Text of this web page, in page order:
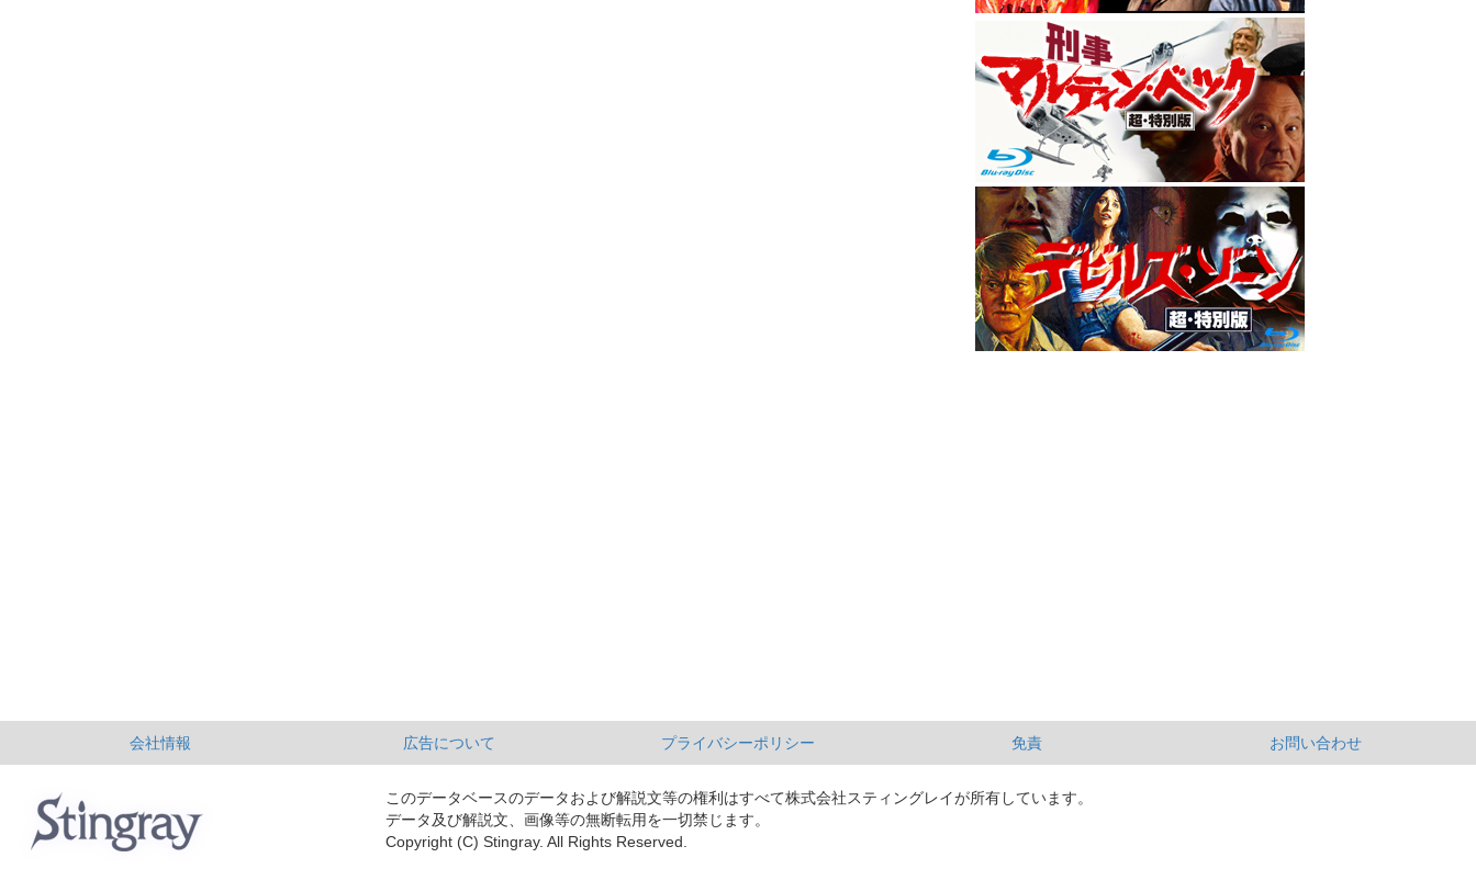
会社情報 広告について プライバシーポリシー 免責 お問い合わせ
このデータベースのデータおよび解説文等の権利はすべて株式会社スティングレイが所有しています。
データ及び解説文、画像等の無断転用を一切禁じます。
Copyright (C) Stingray. All Rights Reserved.